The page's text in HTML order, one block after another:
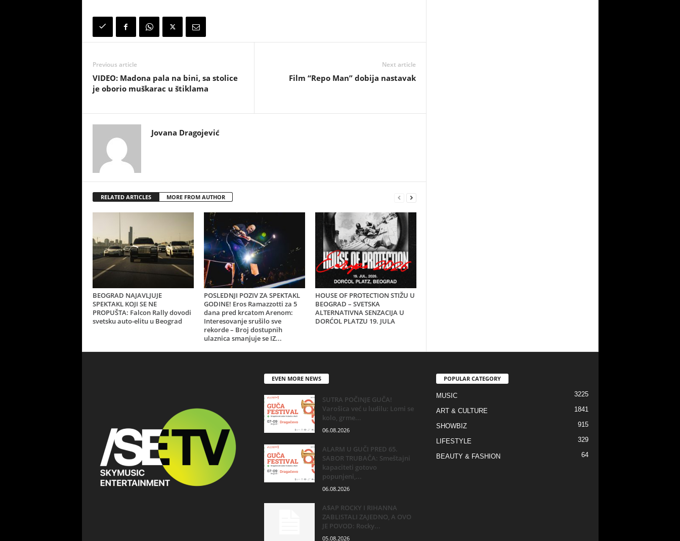
Previous article
VIDEO: Madona pala na bini, sa stolice
je oborio muškarac u štiklama
Next article
Film “Repo Man” dobija nastavak
Jovana Dragojević
RELATED ARTICLES MORE FROM AUTHOR
BEOGRAD NAJAVLJUJE
SPEKTAKL KOJI SE NE
PROPUŠTA: Falcon Rally dovodi
svetsku auto-elitu u Beograd
POSLEDNJI POZIV ZA SPEKTAKL
GODINE! Eros Ramazzotti za 5
dana pred krcatom Arenom:
Interesovanje srušilo sve
rekorde – Broj dostupnih
ulaznica smanjuje se IZ...
HOUSE OF PROTECTION STIŽU U
BEOGRAD – SVETSKA
ALTERNATIVNA SENZACIJA U
DORĆOL PLATZU 19. JULA
EVEN MORE NEWS
SUTRA POČINJE GUČA!
Varošica već u ludilu: Lomi se
kolo, grme...
06.08.2026
ALARM U GUČI PRED 65.
SABOR TRUBAČA: Smeštajni
kapaciteti gotovo
popunjeni,...
06.08.2026
A$AP ROCKY I RIHANNA
ZABLISTALI ZAJEDNO, A OVO
JE POVOD: Rocky...
05.08.2026
POPULAR CATEGORY
MUSIC 3225
ART & CULTURE 1841
SHOWBIZ 915
LIFESTYLE 329
BEAUTY & FASHION 64